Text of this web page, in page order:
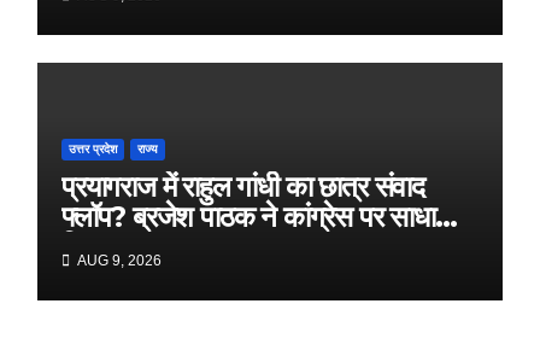
उत्तर प्रदेश राज्य
प्रयागराज में राहुल गांधी का छात्र संवाद
फ्लॉप? ब्रजेश पाठक ने कांग्रेस पर साधा
निशाना
AUG 9, 2026